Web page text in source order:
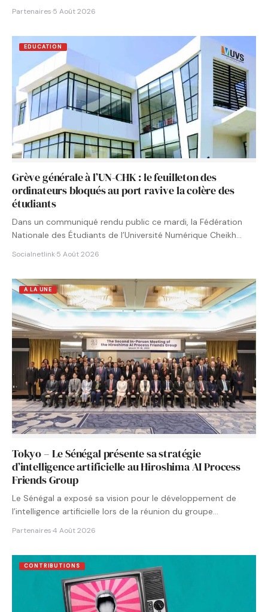
Partenaires·5 Août 2026
EDUCATION
Grève générale à l’UN-CHK : le feuilleton des
ordinateurs bloqués au port ravive la colère des
étudiants
Dans un communiqué rendu public ce mardi, la Fédération
Nationale des Étudiants de l’Université Numérique Cheikh
Socialnetlink·5 Août 2026
A LA UNE
Tokyo – Le Sénégal présente sa stratégie
d’intelligence artificielle au Hiroshima AI Process
Friends Group
Le Sénégal a exposé sa vision pour le développement de
l’intelligence artificielle lors de la réunion du groupe…
Partenaires·4 Août 2026
CONTRIBUTIONS